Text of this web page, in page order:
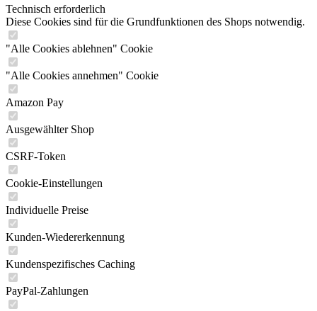
Technisch erforderlich
Diese Cookies sind für die Grundfunktionen des Shops notwendig.
"Alle Cookies ablehnen" Cookie
"Alle Cookies annehmen" Cookie
Amazon Pay
Ausgewählter Shop
CSRF-Token
Cookie-Einstellungen
Individuelle Preise
Kunden-Wiedererkennung
Kundenspezifisches Caching
PayPal-Zahlungen